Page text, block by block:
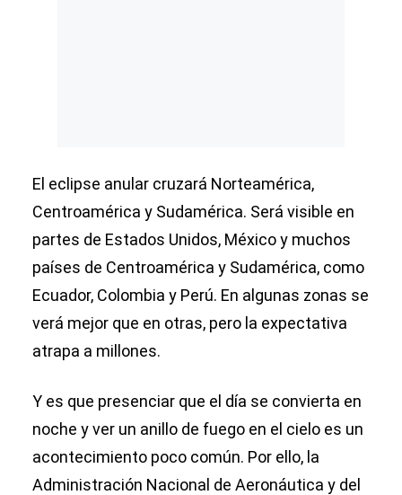
El eclipse anular cruzará Norteamérica,
Centroamérica y Sudamérica. Será visible en
partes de Estados Unidos, México y muchos
países de Centroamérica y Sudamérica, como
Ecuador, Colombia y Perú. En algunas zonas se
verá mejor que en otras, pero la expectativa
atrapa a millones.
Y es que presenciar que el día se convierta en
noche y ver un anillo de fuego en el cielo es un
acontecimiento poco común. Por ello, la
Administración Nacional de Aeronáutica y del